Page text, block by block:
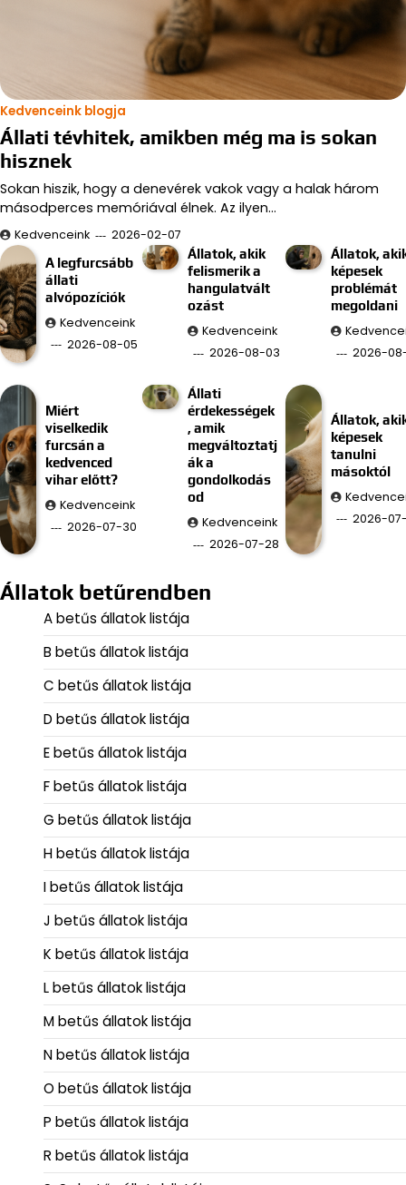
Kedvenceink blogja
Állati tévhitek, amikben még ma is sokan
hisznek
Sokan hiszik, hogy a denevérek vakok vagy a halak három
másodperces memóriával élnek. Az ilyen…
Kedvenceink
2026-02-07
A legfurcsább
állati
alvópozíciók
Kedvenceink
2026-08-05
Állatok, akik
felismerik a
hangulatvált
ozást
Kedvenceink
2026-08-03
Állatok,
képesek
problémát
megoldani
2026-
Miért
viselkedik
furcsán a
kedvenced
vihar előtt?
Kedvenceink
2026-07-30
Állati
érdekességek
, amik
megváltoztatj
ák a
gondolkodás
od
Kedvenceink
2026-07-28
Állatok,
képesek
tanulni
másoktól
2026-
Állatok betűrendben
A betűs állatok listája
B betűs állatok listája
C betűs állatok listája
D betűs állatok listája
E betűs állatok listája
F betűs állatok listája
G betűs állatok listája
H betűs állatok listája
I betűs állatok listája
J betűs állatok listája
K betűs állatok listája
L betűs állatok listája
M betűs állatok listája
N betűs állatok listája
O betűs állatok listája
P betűs állatok listája
R betűs állatok listája